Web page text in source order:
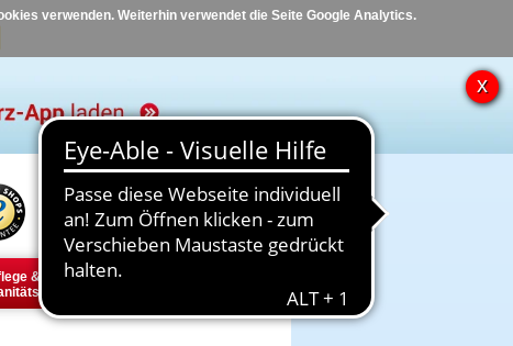
verwenden. Weiterhin verwendet die Seite Google Analytics.
Hilfe Kontakt
&
Diabetes